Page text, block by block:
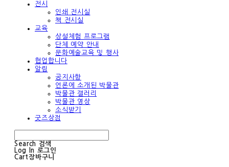
전시
인쇄 전시실
책 전시실
교육
상설체험 프로그램
단체 예약 안내
문화예술교육 및 행사
협업합니다
알림
공지사항
언론에 소개된 박물관
박물관 갤러리
박물관 영상
소식받기
굿즈상점
Search 검색
Log In 로그인
Cart장바구니